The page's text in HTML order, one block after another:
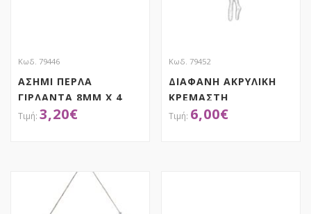
Κωδ. 79446
ΑΣΗΜΙ ΠΕΡΛΑ
ΓΙΡΛΑΝΤΑ 8ΜΜ Χ 4
ΜΕΤΡΑ
3,20€
Κωδ. 79452
ΔΙΑΦΑΝΗ ΑΚΡΥΛΙΚΗ
ΚΡΕΜΑΣΤΗ
ΜΠΑΛΑΡΙΝΑ ΣΕΤ 6
6,00€